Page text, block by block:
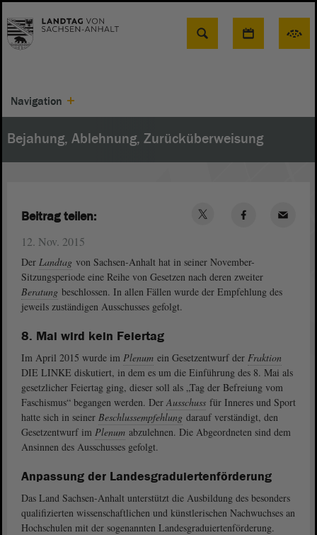
Suche
Navigation
Bejahung, Ablehnung, Zurücküberweisung
12. Nov. 2015
Der Landtag von Sachsen-Anhalt hat in seiner November-
Sitzungsperiode eine Reihe von Gesetzen nach deren zweiter
Beratung beschlossen. In allen Fällen wurde der Empfehlung des
jeweils zuständigen Ausschusses gefolgt.
8. Mai wird kein Feiertag
Im April 2015 wurde im Plenum ein Gesetzentwurf der Fraktion
DIE LINKE diskutiert, in dem es um die Einführung des 8. Mai als
gesetzlicher Feiertag ging, dieser soll als „Tag der Befreiung vom
Faschismus“ begangen werden. DerAusschuss für Inneres und Sport
hatte sich in seiner Beschlussempfehlung darauf verständigt, den
Gesetzentwurf im Plenum abzulehnen. Die Abgeordneten sind dem
Ansinnen des Ausschusses gefolgt.
Anpassung der Landesgraduiertenförderung
Das Land Sachsen-Anhalt unterstützt die Ausbildung des besonders
qualifizierten wissenschaftlichen und künstlerischen Nachwuchses an
Hochschulen mit der sogenannten Landesgraduiertenförderung.
Beitrag teilen: